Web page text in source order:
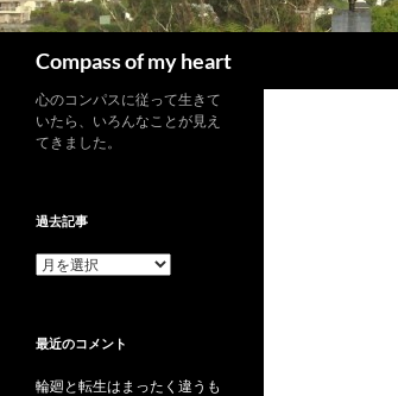
プ
Compass of my heart
心のコンパスに従って生きて
いたら、いろんなことが見え
てきました。
過去記事
過
最近のコメント
輪廻と転生はまったく違うも